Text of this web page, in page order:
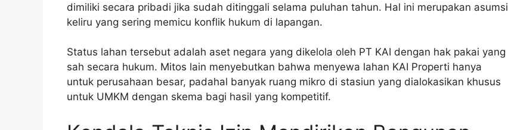
dimiliki secara pribadi jika sudah ditinggali selama puluhan tahun. Hal ini merupakan asumsi
keliru yang sering memicu konflik hukum di lapangan.
Status lahan tersebut adalah aset negara yang dikelola oleh PT KAI dengan hak pakai yang
sah secara hukum. Mitos lain menyebutkan bahwa menyewa lahan KAI Properti hanya
untuk perusahaan besar, padahal banyak ruang mikro di stasiun yang dialokasikan khusus
untuk UMKM dengan skema bagi hasil yang kompetitif.